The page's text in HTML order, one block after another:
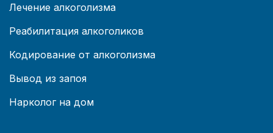
Лечение алкоголизма
Реабилитация алкоголиков
Кодирование от алкоголизма
Вывод из запоя
Нарколог на дом